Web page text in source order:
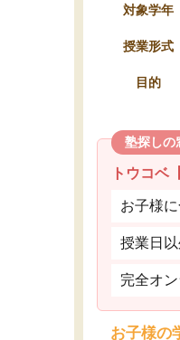
対象学年
授業形式
目的
塾探しの
トウコベ
お子様
授業日
完全オ
お子様の